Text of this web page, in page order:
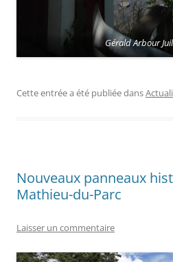
Gérald Arbour
Cette entrée a été publiée dans
Nouveaux panneaux
Mathieu-du-Parc
Laisser un commentaire